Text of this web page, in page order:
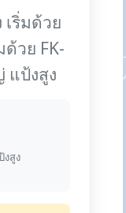
ริ่มด้วย
วย FK-
แป้งสูง
งสูง